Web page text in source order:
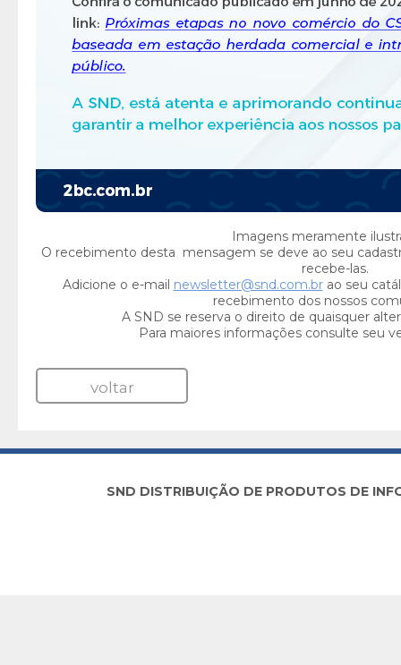
Imagens meramente
O recebimento desta mensagem se deve ao seu
recebe-las.
Adicione o e-mail newsletter@snd.com.brao seu
recebimento dos nossos
A SND se reserva o direito de quaisquer
Para maiores informações consulte seu
voltar
SND DISTRIBUIÇÃO DE PRODUTOS DE